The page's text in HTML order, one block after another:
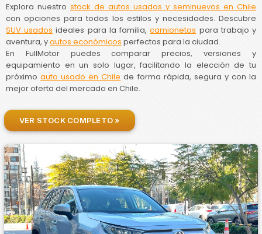
Explora nuestro stock de autos usados y seminuevos en Chile
con opciones para todos los estilos y necesidades. Descubre
SUV usados ideales para la familia,camionetas para trabajo y
aventura, yautos económicos perfectos para la ciudad.
En FullMotor puedes comparar precios, versiones y
equipamiento en un solo lugar, facilitando la elección de tu
próximoauto usado en Chile de forma rápida, segura y con la
mejor oferta del mercado en Chile.
VER STOCK COMPLETO »